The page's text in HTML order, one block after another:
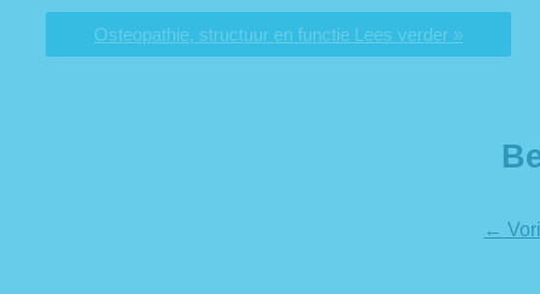
Osteopathie, structuur en functie Lees verder »
←